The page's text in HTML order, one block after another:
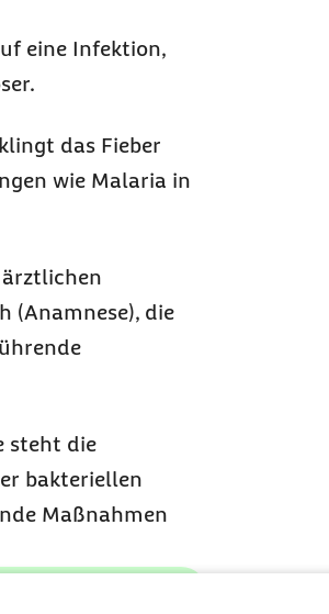
eine Infektion,
das Fieber
wie Malaria in
ärztlichen
(Anamnese), die
steht die
bakteriellen
Maßnahmen